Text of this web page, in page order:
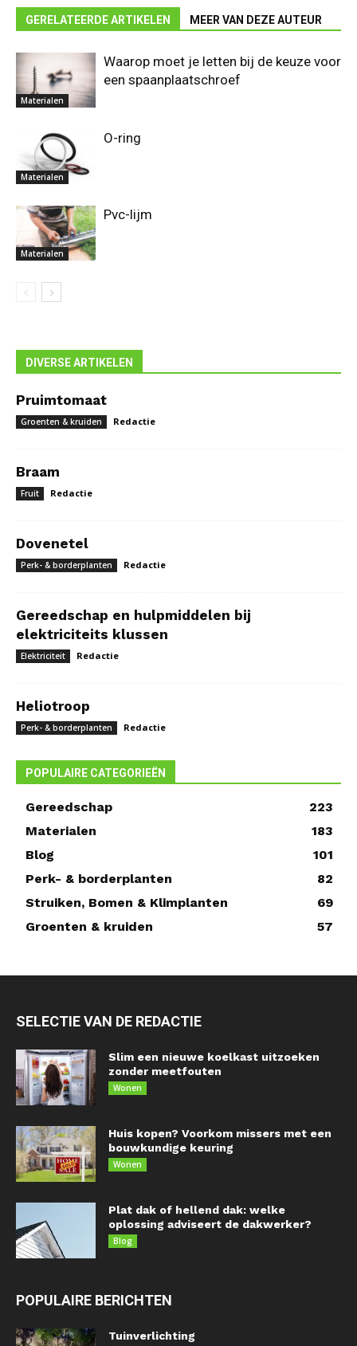
GERELATEERDE ARTIKELEN MEER VAN DEZE AUTEUR
Materialen
Waarop moet je letten bij de keuze voor
een spaanplaatschroef
Materialen
O-ring
Materialen
Pvc-lijm
DIVERSE ARTIKELEN
Pruimtomaat
Groenten & kruiden Redactie
Braam
Fruit Redactie
Dovenetel
Perk- & borderplanten Redactie
Gereedschap en hulpmiddelen bij
elektriciteits klussen
Elektriciteit Redactie
Heliotroop
Perk- & borderplanten Redactie
POPULAIRE CATEGORIEËN
Gereedschap
223
Materialen
183
Blog
101
Perk- & borderplanten
82
Struiken, Bomen & Klimplanten
69
Groenten & kruiden
57
SELECTIE VAN DE REDACTIE
Slim een nieuwe koelkast uitzoeken
zonder meetfouten
Wonen
Huis kopen? Voorkom missers met een
bouwkundige keuring
Wonen
Plat dak of hellend dak: welke
oplossing adviseert de dakwerker?
Blog
POPULAIRE BERICHTEN
Tuinverlichting